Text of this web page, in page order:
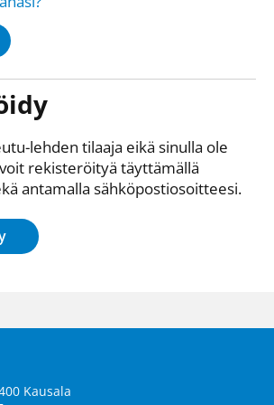
lehden tilaaja eikä sinulla ole
rekisteröityä täyttämällä
antamalla sähkö­posti­osoitteesi.
Kausala